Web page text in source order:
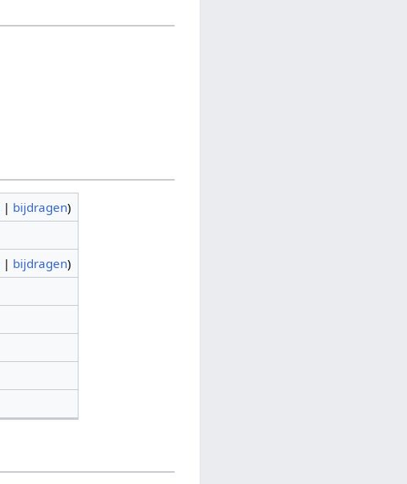
| bijdragen)
| bijdragen)